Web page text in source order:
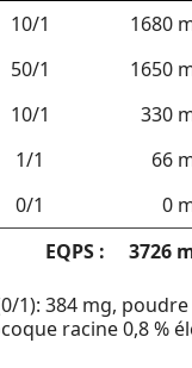
10/1
1680
50/1
1650
10/1
330
1/1
66
0/1
0
EQPS : 3726
1): 384 mg,
racine 0,8 %